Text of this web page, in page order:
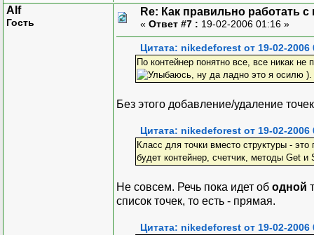
Alf
Гость
Re: Как правильно работать с
« Ответ #7 : 19-02-2006 01:16 »
Цитата: nikedeforest от 19-02-2006
По контейнер понятно все, все никак
, ну да ладно это я осилю ).
Без этого добавление/удаление
Цитата: nikedeforest от 19-02-2006
Класс для точки вместо структуры -
будет контейнер, счетчик, методы Get и
Не совсем. Речь пока идет об одной
список точек, то есть - прямая.
Цитата: nikedeforest от 19-02-2006